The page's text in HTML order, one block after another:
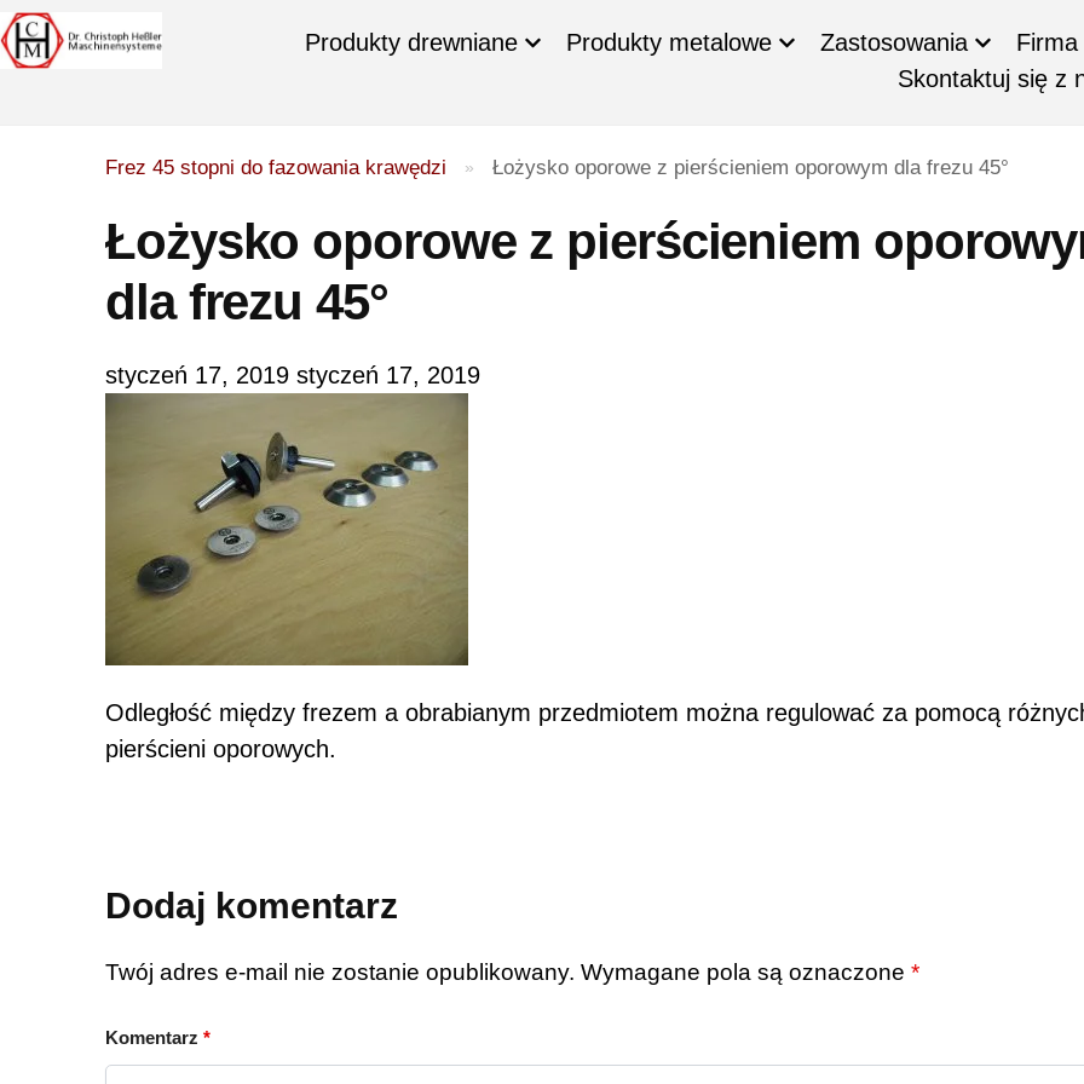
Produkty drewniane Produkty metalowe Zastosowania
Firma
Skontaktuj się z
Frez 45 stopni do fazowania krawędzi » Łożysko oporowe z pierścieniem oporowym dla frezu 45°
Łożysko oporowe z pierścieniem
dla frezu 45°
styczeń 17, 2019 styczeń 17, 2019
Odległość między frezem a obrabianym przedmiotem można regulować za pomocą
pierścieni oporowych.
Dodaj komentarz
Twój adres e-mail nie zostanie opublikowany. Wymagane pola są oznaczone *
Komentarz *